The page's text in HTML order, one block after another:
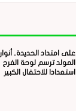
على امتداد الحديدة.. أنوار
المولد ترسم لوحة الفرح
استعدادا للاحتفال الكبير